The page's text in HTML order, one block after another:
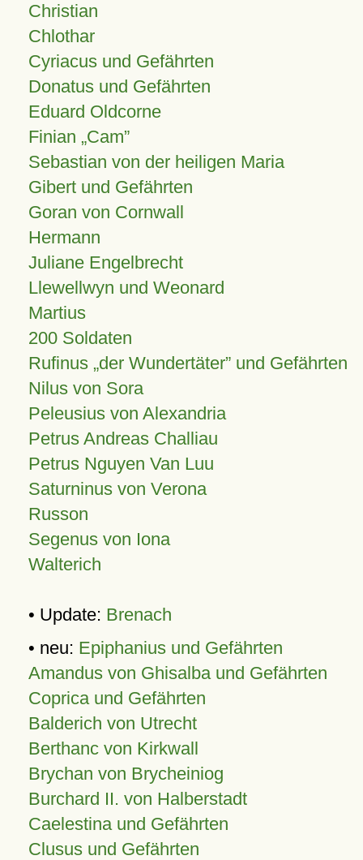
Christian
Chlothar
Cyriacus und Gefährten
Donatus und Gefährten
Eduard Oldcorne
Finian Cam
Sebastian von der heiligen Maria
Gibert und Gefährten
Goran von Cornwall
Hermann
Juliane Engelbrecht
Llewellwyn und Weonard
Martius
200 Soldaten
Rufinus „der Wundertäter” und Gefährten
Nilus von Sora
Peleusius von Alexandria
Petrus Andreas Challiau
Petrus Nguyen Van Luu
Saturninus von Verona
Russon
Segenus von Iona
Walterich
• Update: Brenach
• neu: Epiphanius und Gefährten
Amandus von Ghisalba und Gefährten
Coprica und Gefährten
Balderich von Utrecht
Berthanc von Kirkwall
Brychan von Brycheiniog
Burchard II. von Halberstadt
Caelestina und Gefährten
Clusus und Gefährten